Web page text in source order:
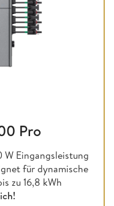
Pro
Eingangsleistung
für dynamische
zu 16,8 kWh